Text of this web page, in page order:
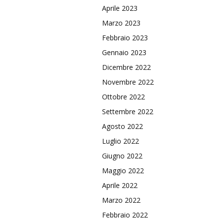
Aprile 2023
Marzo 2023
Febbraio 2023
Gennaio 2023
Dicembre 2022
Novembre 2022
Ottobre 2022
Settembre 2022
Agosto 2022
Luglio 2022
Giugno 2022
Maggio 2022
Aprile 2022
Marzo 2022
Febbraio 2022